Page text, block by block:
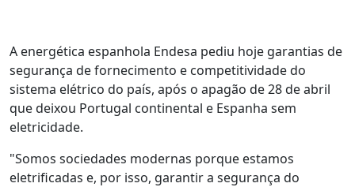
A energética espanhola Endesa pediu hoje garantias de
segurança de fornecimento e competitividade do
sistema elétrico do país, após o apagão de 28 de abril
que deixou Portugal continental e Espanha sem
eletricidade.
"Somos sociedades modernas porque estamos
eletrificadas e, por isso, garantir a segurança do